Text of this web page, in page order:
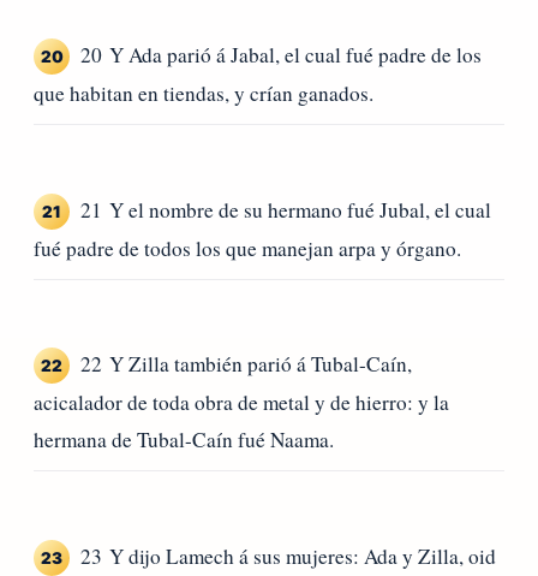
20
20 Y Ada parió á Jabal, el cual fué padre de los
que habitan en tiendas, y crían ganados.
21
21 Y el nombre de su hermano fué Jubal, el cual
fué padre de todos los que manejan arpa y órgano.
22
22 Y Zilla también parió á Tubal-Caín,
acicalador de toda obra de metal y de hierro: y la
hermana de Tubal-Caín fué Naama.
23
23 Y dijo Lamech á sus mujeres: Ada y Zilla, oid